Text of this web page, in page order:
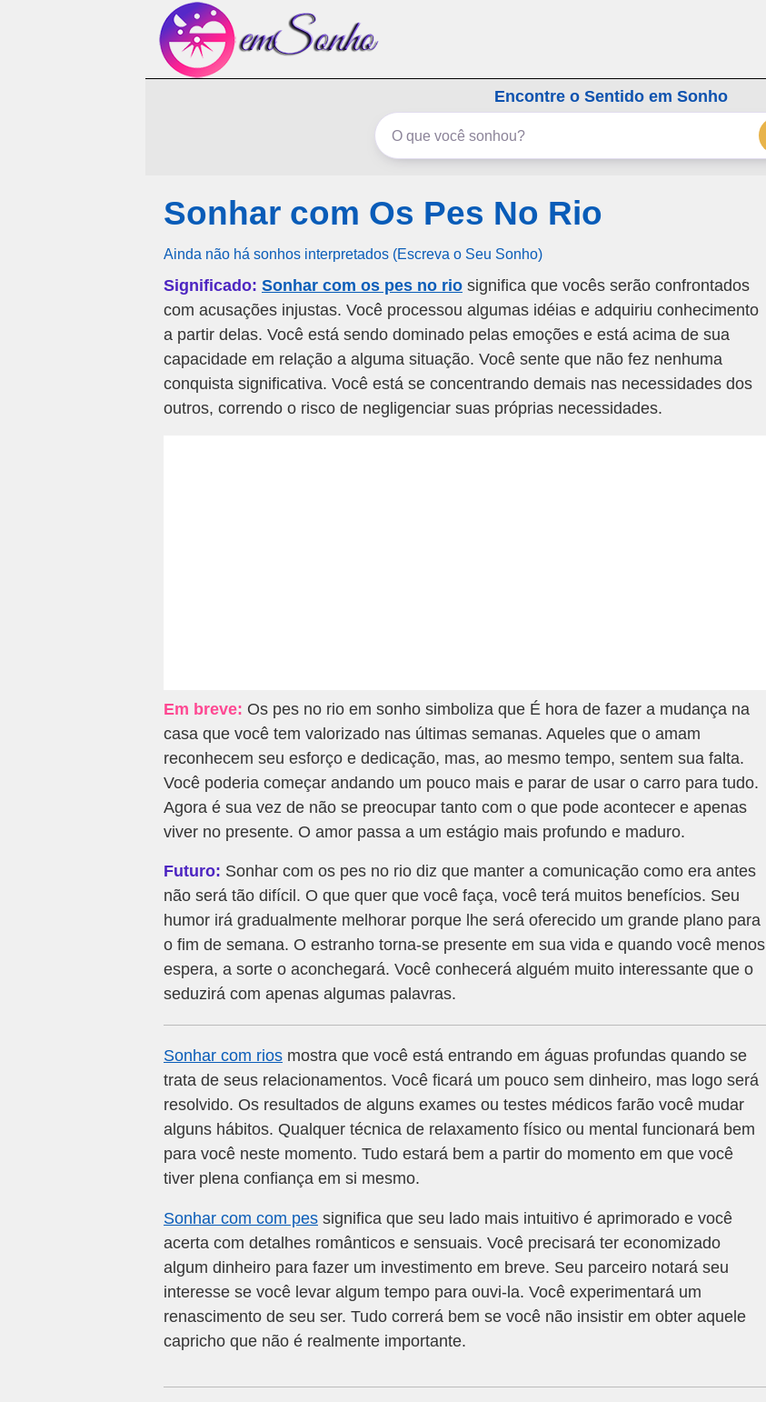
Encontre o Sentido em Sonho
Sonhar com Os Pes No Rio
Ainda não há sonhos interpretados (Escreva o Seu Sonho)
Significado: Sonhar com os pes no rio significa que vocês serão confrontados
com acusações injustas. Você processou algumas idéias e adquiriu conhecimento
a partir delas. Você está sendo dominado pelas emoções e está acima de sua
capacidade em relação a alguma situação. Você sente que não fez nenhuma
conquista significativa. Você está se concentrando demais nas necessidades dos
outros, correndo o risco de negligenciar suas próprias necessidades.
Em breve: Os pes no rio em sonho simboliza que É hora de fazer a mudança na
casa que você tem valorizado nas últimas semanas. Aqueles que o amam
reconhecem seu esforço e dedicação, mas, ao mesmo tempo, sentem sua falta.
Você poderia começar andando um pouco mais e parar de usar o carro para tudo.
Agora é sua vez de não se preocupar tanto com o que pode acontecer e apenas
viver no presente. O amor passa a um estágio mais profundo e maduro.
Futuro: Sonhar com os pes no rio diz que manter a comunicação como era antes
não será tão difícil. O que quer que você faça, você terá muitos benefícios. Seu
humor irá gradualmente melhorar porque lhe será oferecido um grande plano para
o fim de semana. O estranho torna-se presente em sua vida e quando você menos
espera, a sorte o aconchegará. Você conhecerá alguém muito interessante que o
seduzirá com apenas algumas palavras.
Sonhar com rios mostra que você está entrando em águas profundas quando se
trata de seus relacionamentos. Você ficará um pouco sem dinheiro, mas logo será
resolvido. Os resultados de alguns exames ou testes médicos farão você mudar
alguns hábitos. Qualquer técnica de relaxamento físico ou mental funcionará bem
para você neste momento. Tudo estará bem a partir do momento em que você
tiver plena confiança em si mesmo.
Sonhar com com pes significa que seu lado mais intuitivo é aprimorado e você
acerta com detalhes românticos e sensuais. Você precisará ter economizado
algum dinheiro para fazer um investimento em breve. Seu parceiro notará seu
interesse se você levar algum tempo para ouvi-la. Você experimentará um
renascimento de seu ser. Tudo correrá bem se você não insistir em obter aquele
capricho que não é realmente importante.